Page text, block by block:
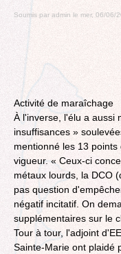
Soumis par admin le mer, 06/06/
Activité de maraîchage
À l'inverse, l'élu a aussi
insuffisances »
mentionné les 13
vigueur. « Ceux-ci
métaux lourds, la DCO
pas question
négatif incitatif. On
supplémentaires sur le
Tour à tour, l'adjoint
Sainte-Marie ont plaidé